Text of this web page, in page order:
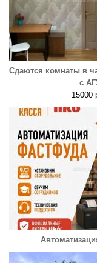
Сдаются комнаты в
с
15000